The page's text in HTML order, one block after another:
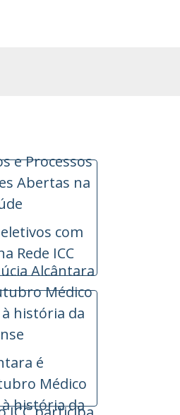
com
Rede ICC
é
Médico
história da